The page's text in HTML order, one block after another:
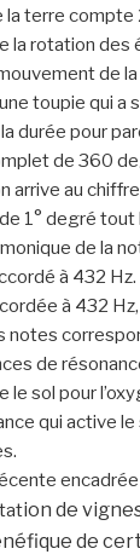
la terre compte
la rotation des
de
toupie qui a
durée pour
de 360
arrive au
1° degré tout
de la
à 432 Hz.
à 432
notes
de
sol pour
qui active
encadrée
ion de
de